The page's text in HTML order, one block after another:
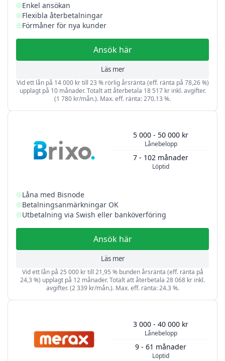
Enkel ansökan
Flexibla återbetalningar
Förmåner för nya kunder
Ansök här
Läs mer
Vid ett lån på 14 000 kr till 23 % rörlig årsränta (eff. ränta på 78,26 %)
upplagt på 10 månader. Totalt att återbetala 18 517 kr inkl. avgifter.
(1 780 kr/mån.). Max. eff. ränta: 270.13 %.
Lånebelopp
5 000 - 50 000 kr
Löptid
7 - 102 månader
Låna med Bisnode
Betalningsanmärkningar OK
Utbetalning via Swish eller banköverföring
Ansök här
Läs mer
Vid ett lån på 25 000 kr till 21,95 % bunden årsränta (eff. ränta på
24,3 %) upplagt på 12 månader. Totalt att återbetala 28 068 kr inkl.
avgifter. (2 339 kr/mån.). Max. eff. ränta: 24.3 %.
Lånebelopp
3 000 - 40 000 kr
Löptid
9 - 61 månader